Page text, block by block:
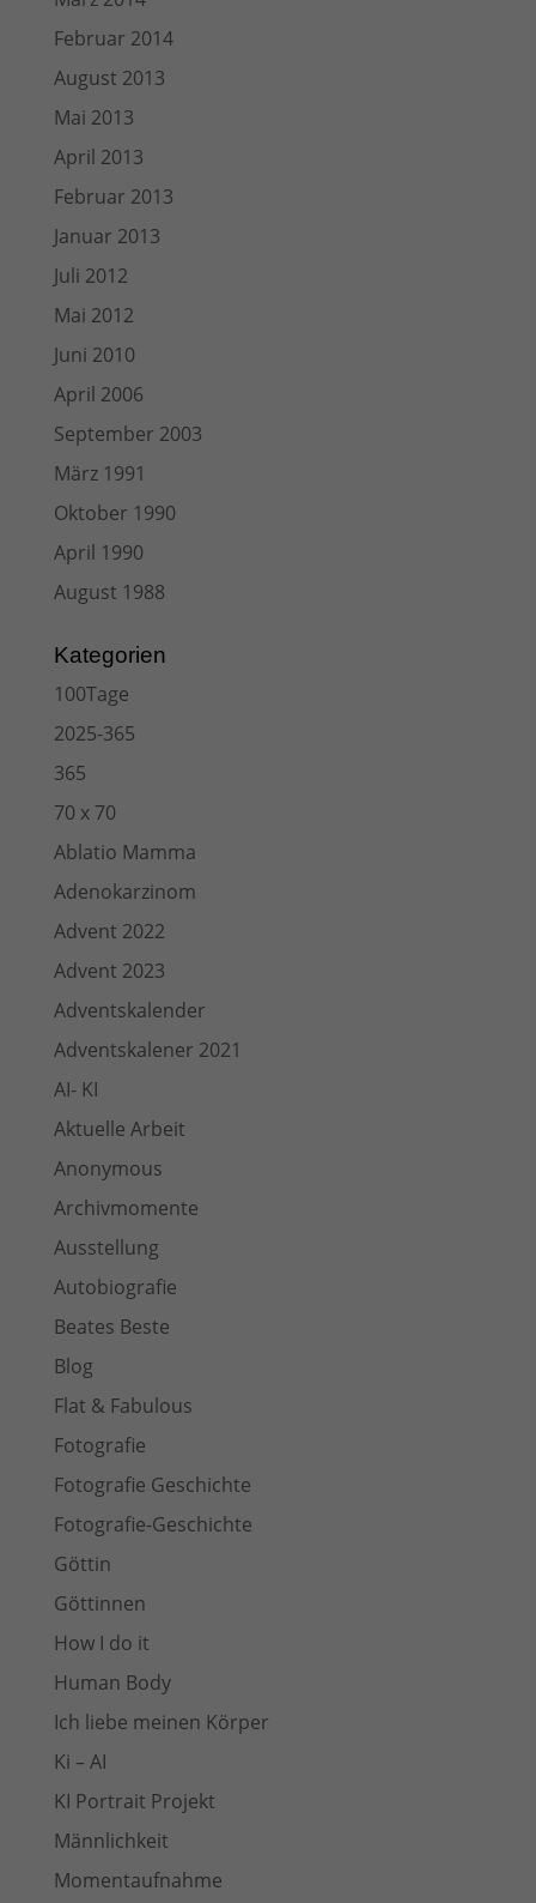
Februar 2014
August 2013
Mai 2013
April 2013
Februar 2013
Januar 2013
Juli 2012
Mai 2012
Juni 2010
April 2006
September 2003
März 1991
Oktober 1990
April 1990
August 1988
Kategorien
100Tage
2025-365
365
70 x 70
Ablatio Mamma
Adenokarzinom
Advent 2022
Advent 2023
Adventskalender
Adventskalener 2021
AI- KI
Aktuelle Arbeit
Anonymous
Archivmomente
Ausstellung
Autobiografie
Beates Beste
Blog
Flat & Fabulous
Fotografie
Fotografie Geschichte
Fotografie-Geschichte
Göttin
Göttinnen
How I do it
Human Body
Ich liebe meinen Körper
Ki – AI
KI Portrait Projekt
Männlichkeit
Momentaufnahme